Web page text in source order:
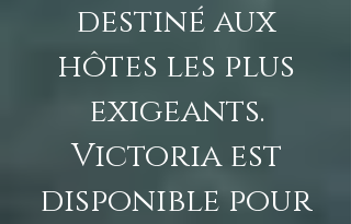
destiné aux
hôtes les plus
exigeants.
Victoria est
disponible pour